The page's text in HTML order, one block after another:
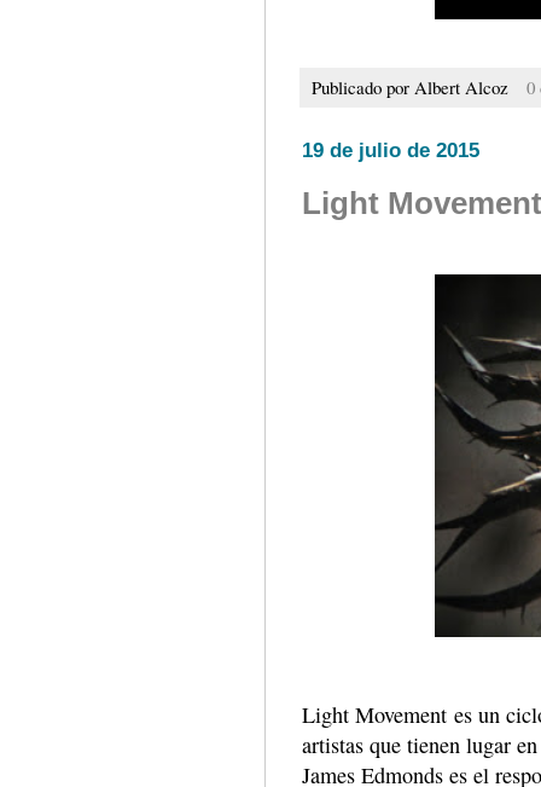
Publicado por Albert Alcoz 0
19 de julio de 2015
Light
Light Movement es un
artistas que tienen lugar
James Edmonds es el